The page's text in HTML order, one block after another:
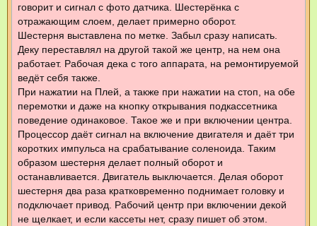
говорит и сигнал с фото датчика. Шестерёнка с
отражающим слоем, делает примерно оборот.
Шестерня выставлена по метке. Забыл сразу написать.
Деку переставлял на другой такой же центр, на нем она
работает. Рабочая дека с того аппарата, на ремонтируемой
ведёт себя также.
При нажатии на Плей, а также при нажатии на стоп, на обе
перемотки и даже на кнопку открывания подкассетника
поведение одинаковое. Такое же и при включении центра.
Процессор даёт сигнал на включение двигателя и даёт три
коротких импульса на срабатывание соленоида. Таким
образом шестерня делает полный оборот и
останавливается. Двигатель выключается. Делая оборот
шестерня два раза кратковременно поднимает головку и
подключает привод. Рабочий центр при включении декой
не щелкает, и если кассеты нет, сразу пишет об этом.